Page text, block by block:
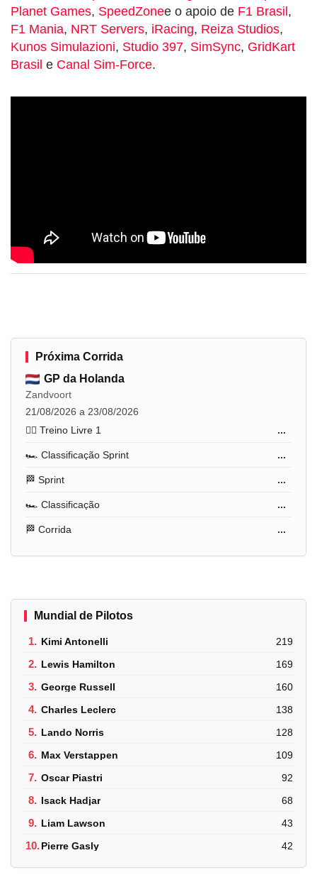
Planet Games, SpeedZonee o apoio de F1 Brasil,
F1 Mania, NRT Servers, iRacing, Reiza Studios,
Kunos Simulazioni, Studio 397, SimSync, GridKart
Brasil e Canal Sim-Force.
Próxima Corrida
GP da Holanda
Zandvoort
21/08/2026 a 23/08/2026
🏋️‍♂️ Treino Livre 1
...
🏎️ Classificação Sprint ...
🏁 Sprint ...
🏎️ Classificação ...
🏁 Corrida ...
Mundial de Pilotos
1. Kimi Antonelli 219
2. Lewis Hamilton 169
3. George Russell 160
4. Charles Leclerc 138
5. Lando Norris 128
6. Max Verstappen 109
7. Oscar Piastri 92
8. Isack Hadjar 68
9. Liam Lawson 43
10.Pierre Gasly 42